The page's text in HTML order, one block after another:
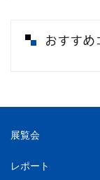
おすすめ
展覧会
レポート